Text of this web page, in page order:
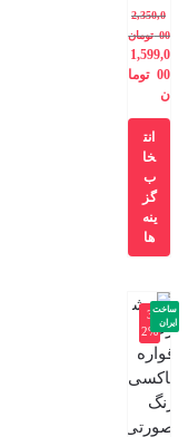
2,350,0
00 تومان
1,599,0
00 توما
ن
انت
خا
ب
گز
ینه
ها
-3
2%
ساخت
ایران